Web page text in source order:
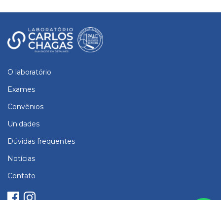
O laboratório
Exames
Convênios
Unidades
Dúvidas frequentes
Notícias
Contato